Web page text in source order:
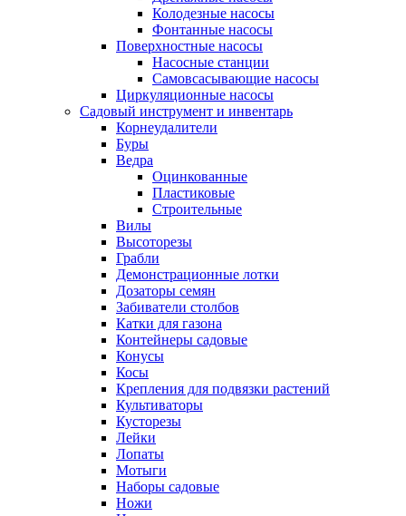
Колодезные насосы
Фонтанные насосы
Поверхностные насосы
Насосные станции
Самовсасывающие насосы
Циркуляционные насосы
Садовый инструмент и инвентарь
Корнеудалители
Буры
Ведра
Оцинкованные
Пластиковые
Строительные
Вилы
Высоторезы
Грабли
Демонстрационные лотки
Дозаторы семян
Забиватели столбов
Катки для газона
Контейнеры садовые
Конусы
Косы
Крепления для подвязки растений
Культиваторы
Кусторезы
Лейки
Лопаты
Мотыги
Наборы садовые
Ножи